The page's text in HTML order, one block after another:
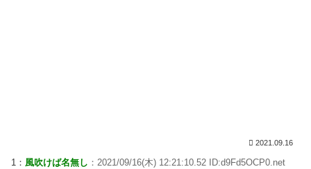
2021.09.16
1： 風吹けば名無し ：2021/09/16(木) 12:21:10.52 ID:d9Fd5OCP0.net